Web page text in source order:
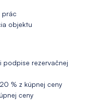
prác
objektu
rezervačnej
20 % z kúpnej ceny
ceny